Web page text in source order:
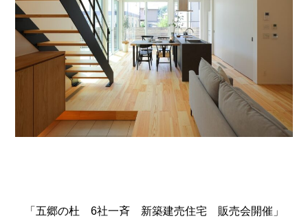
「五郷の杜 6社一斉 新築建売住宅 販売会開催」